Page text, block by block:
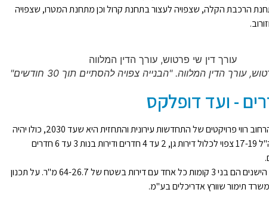
הרכבת הקלה, שצפויה לעצור בתחנת קרול וכן מתחנת המטרו, שצפויה
עורך הדין המלווה. "הבנייה צפויה להסתיים תוך 30 חודשים"
- ועד דופלקס
לכן, לא פלא, שהרחוב רווי פרויקטים של התחדשות עירונית והתחזית היא שעד 2030, כולו יהיה
חדש ומחודש. צה"ל 17-19 צפוי לכלול דירות גן, 2 עד 4 חדרים ודירות בנות 3 עד 6 חדרים
כיום שני המבנים הישנים הם בני 3 קומות כל אחד עם דירות בשטח של 64-26.7 מ"ר. על תכנון
תימור שוורץ אדריכלים בע"מ.